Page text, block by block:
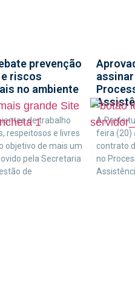
prevenção
riscos
no ambiente
de trabalho
respeitosos e livres
objetivo de mais um
pela Secretaria
de
A
feira (20)
contrato
no